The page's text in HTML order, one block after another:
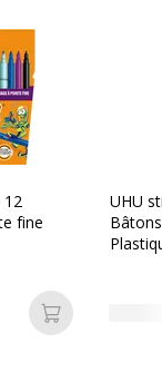
12
fine
Ajouter au
UHU